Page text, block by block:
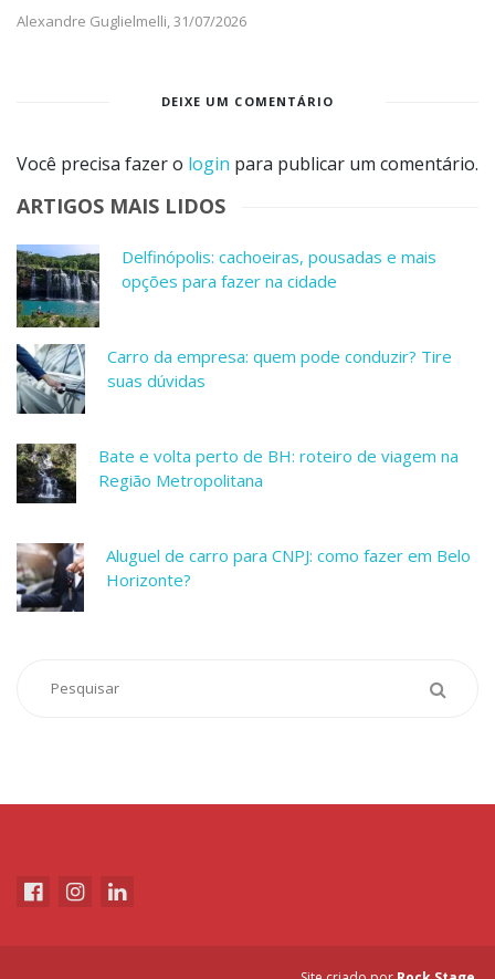
Alexandre Guglielmelli,31/07/2026
DEIXE UM COMENTÁRIO
Você precisa fazer o login para publicar um comentário.
ARTIGOS MAIS LIDOS
Delfinópolis: cachoeiras, pousadas e mais
opções para fazer na cidade
Carro da empresa: quem pode conduzir? Tire
suas dúvidas
Bate e volta perto de BH: roteiro de viagem na
Região Metropolitana
Aluguel de carro para CNPJ: como fazer em Belo
Horizonte?